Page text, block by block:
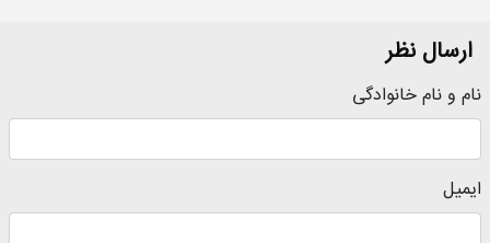
ارسال نظر
نام و نام خانوادگی
ایمیل